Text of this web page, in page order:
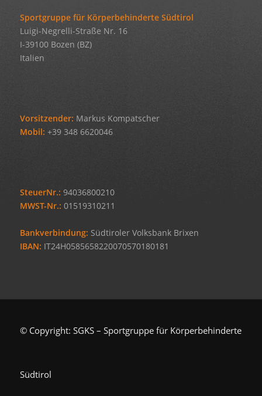
Sportgruppe für Körperbehinderte Südtirol
Luigi-Negrelli-Straße Nr. 16
I-39100 Bozen (BZ)
Italien
Vorsitzender: Markus Kompatscher
Mobil: +39 348 6620046
SteuerNr.: 94036800210
MWST-Nr.: 01519310211
Bankverbindung: Südtiroler Volksbank Brixen
IBAN: IT24H0585658220070570180181
© Copyright: SGKS – Sportgruppe für Körperbehinderte
Südtirol